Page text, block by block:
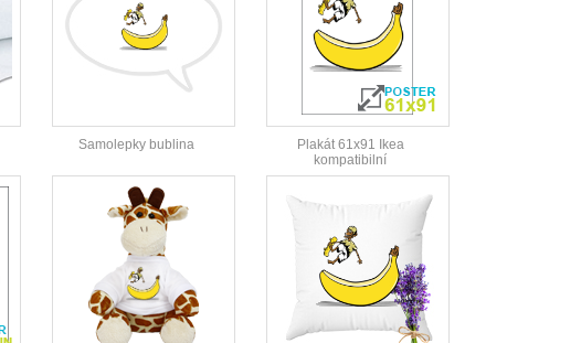
Samolepky bublina
Plakát 61x91 Ikea
kompatibilní